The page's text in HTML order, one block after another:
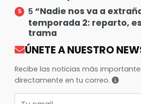
5 “Nadie nos va a
temporada 2: reparto,
trama
ÚNETE A NUESTRO
Recibe las noticias más
directamente en tu correo.
Correo electrónico